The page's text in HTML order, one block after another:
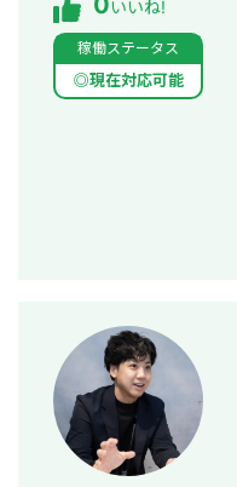
いいね!
稼働ステータス
◎現在対応可能